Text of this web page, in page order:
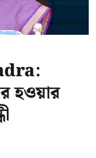
হওয়ার